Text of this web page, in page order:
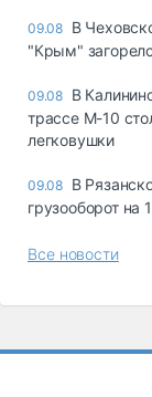
09.08 В
"Крым"
09.08 В
трассе М-10
легковушки
09.08 В
грузооборот на
Все новости